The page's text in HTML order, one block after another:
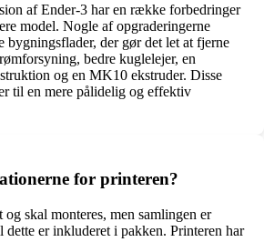
af Ender-3 har en række forbedringer
model. Nogle af opgraderingerne
bygningsflader, der gør det let at fjerne
bedre kuglelejer, en
og en MK10 ekstruder. Disse
til en mere pålidelig og effektiv
for printeren?
og skal monteres, men samlingen er
er inkluderet i pakken. Printeren har